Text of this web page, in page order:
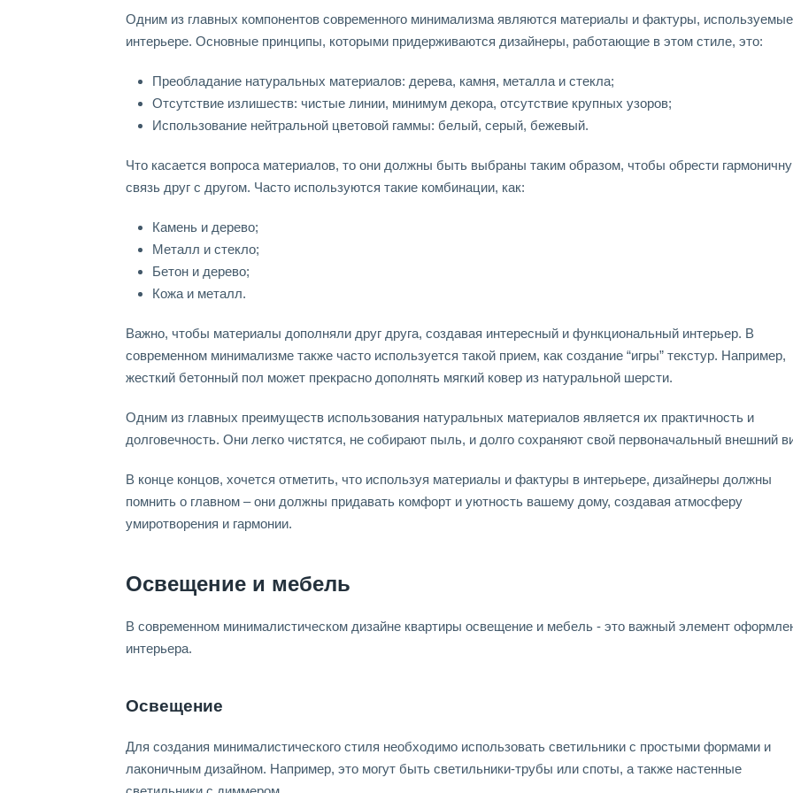
Одним из главных компонентов современного минимализма являются материалы и фактуры,
интерьере. Основные принципы, которыми придерживаются дизайнеры, работающие в этом стиле, это:
Преобладание натуральных материалов: дерева, камня, металла и стекла;
Отсутствие излишеств: чистые линии, минимум декора, отсутствие крупных узоров;
Использование нейтральной цветовой гаммы: белый, серый, бежевый.
Что касается вопроса материалов, то они должны быть выбраны таким образом, чтобы обрести
связь друг с другом. Часто используются такие комбинации, как:
Камень и дерево;
Металл и стекло;
Бетон и дерево;
Кожа и металл.
Важно, чтобы материалы дополняли друг друга, создавая интересный и функциональный интерьер. В
современном минимализме также часто используется такой прием, как создание “игры” текстур. Например,
жесткий бетонный пол может прекрасно дополнять мягкий ковер из натуральной шерсти.
Одним из главных преимуществ использования натуральных материалов является их практичность и
долговечность. Они легко чистятся, не собирают пыль, и долго сохраняют свой первоначальный внешний
В конце концов, хочется отметить, что используя материалы и фактуры в интерьере, дизайнеры должны
помнить о главном – они должны придавать комфорт и уютность вашему дому, создавая атмосферу
умиротворения и гармонии.
Освещение и мебель
В современном минималистическом дизайне квартиры освещение и мебель - это важный элемент
интерьера.
Освещение
Для создания минималистического стиля необходимо использовать светильники с простыми формами и
лаконичным дизайном. Например, это могут быть светильники-трубы или споты, а также настенные